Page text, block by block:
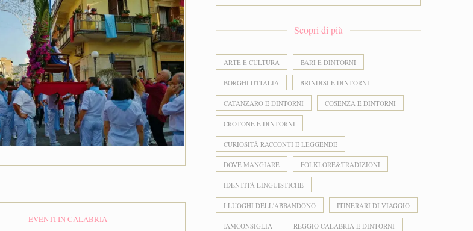
EVENTI IN CALABRIA
Scopri di più
ARTE E CULTURA BARI E DINTORNI
BORGHI D'ITALIA BRINDISI E DINTORNI
CATANZARO E DINTORNI COSENZA E DINTORNI
CROTONE E DINTORNI
CURIOSITÀ RACCONTI E LEGGENDE
DOVE MANGIARE FOLKLORE&TRADIZIONI
IDENTITÀ LINGUISTICHE
I LUOGHI DELL'ABBANDONO ITINERARI DI VIAGGIO
JAMCONSIGLIA REGGIO CALABRIA E DINTORNI